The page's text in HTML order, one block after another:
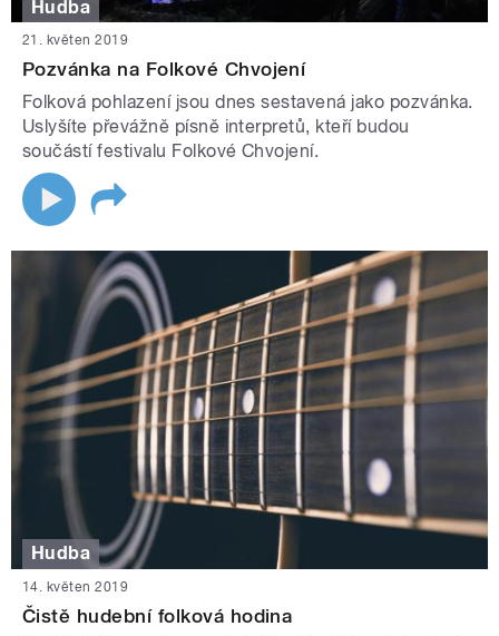
Hudba
21. květen 2019
Pozvánka na Folkové Chvojení
Folková pohlazení jsou dnes sestavená jako pozvánka.
Uslyšíte převážně písně interpretů, kteří budou
součástí festivalu Folkové Chvojení.
Hudba
14. květen 2019
Čistě hudební folková hodina